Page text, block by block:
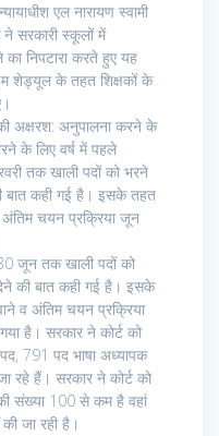
एल नारायण स्वामी
ने सरकारी स्कूलों में
निपटारा करते हुए यह
शेड्यूल के तहत शिक्षकों के
अक्षरश: अनुपालना करने के
के लिए वर्ष में पहले
तक खाली पदों को भरने
बात कही गई है। इसके तहत
चयन प्रक्रिया जून
जून तक खाली पदों को
की बात कही गई है। इसके
व अंतिम चयन प्रक्रिया
है। सरकार ने कोर्ट को
791 पद भाषा अध्यापक
रहे हैं। सरकार ने कोर्ट को
संख्या 100 से कम है वहां
जा रही है।